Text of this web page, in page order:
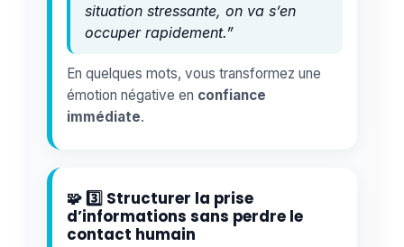
situation stressante, on va s’en
occuper rapidement.”
En quelques mots, vous transformez une
émotion négative en confiance
immédiate.
🧩 3️⃣ Structurer la prise
d’informations sans perdre le
contact humain